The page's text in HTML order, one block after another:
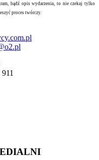
bądź opis wydarzenia, to nie czekaj tylko
proces twórczy.